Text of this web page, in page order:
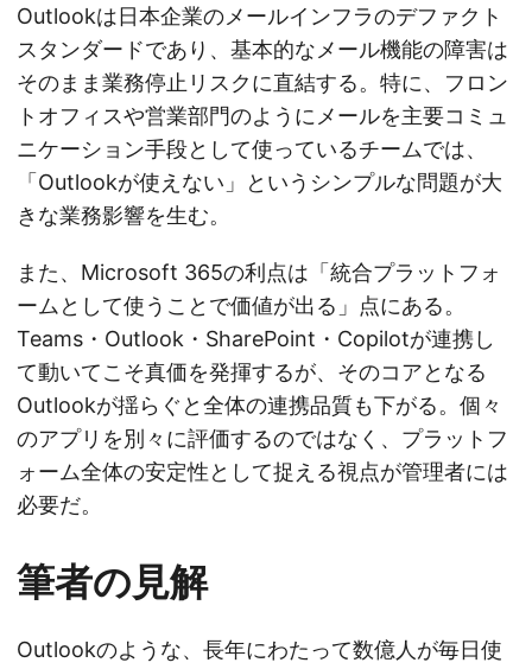
Outlookは日本企業のメールインフラのデファクト
スタンダードであり、基本的なメール機能の障害は
そのまま業務停止リスクに直結する。特に、フロン
トオフィスや営業部門のようにメールを主要コミュ
ニケーション手段として使っているチームでは、
「Outlookが使えない」というシンプルな問題が大
きな業務影響を生む。
また、Microsoft 365の利点は「統合プラットフォ
ームとして使うことで価値が出る」点にある。
Teams・Outlook・SharePoint・Copilotが連携し
て動いてこそ真価を発揮するが、そのコアとなる
Outlookが揺らぐと全体の連携品質も下がる。個々
のアプリを別々に評価するのではなく、プラットフ
ォーム全体の安定性として捉える視点が管理者には
必要だ。
筆者の見解
Outlookのような、長年にわたって数億人が毎日使